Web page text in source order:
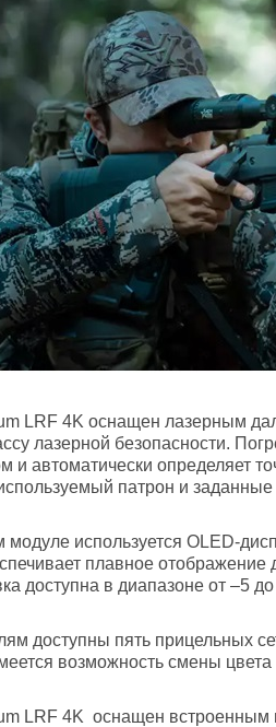
LRF 4K оснащен лазерным
лазерной безопасности.
и автоматически определяет
патрон и
модуле используется OLED-
плавное
доступна в диапазоне от –5
доступны пять прицельных
возможность смены цвета
LRF 4K оснащен